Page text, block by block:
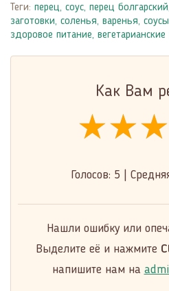
Теги: перец, соус, перец болгарский,
заготовки, соленья, варенья, соусы
здоровое питание,
Как Вам
Голосов: 5
Нашли ошибку или
Выделите её и нажмите
напишите нам на